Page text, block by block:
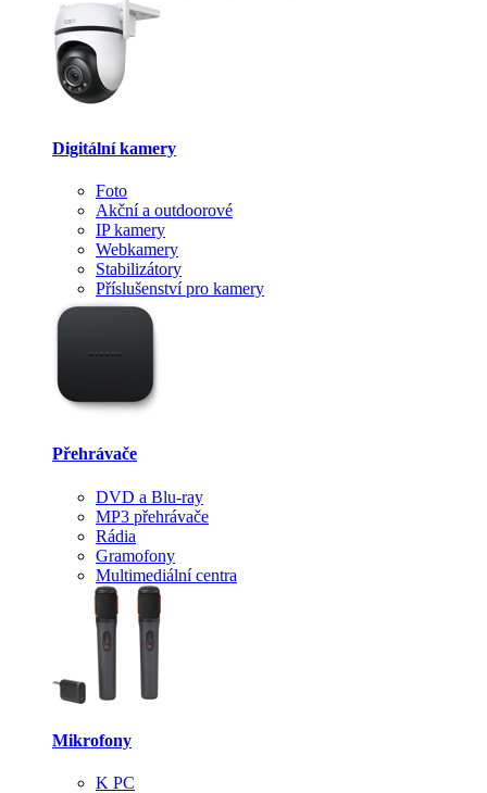
Digitální kamery
Foto
Akční a outdoorové
IP kamery
Webkamery
Stabilizátory
Příslušenství pro kamery
Přehrávače
DVD a Blu-ray
MP3 přehrávače
Rádia
Gramofony
Multimediální centra
Mikrofony
K PC